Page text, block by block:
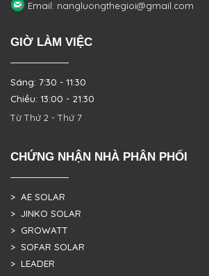
Email: nangluongthegioi@gmail.com
GIỜ LÀM VIỆC
Sáng: 7:30 - 11:30
Chiều: 13:00 - 21:30
Từ Thứ 2 - Thứ 7
CHỨNG NHẬN NHÀ PHÂN PHỐI
> AE SOLAR
> JINKO SOLAR
> GROWATT
> SOFAR SOLAR
> LEADER